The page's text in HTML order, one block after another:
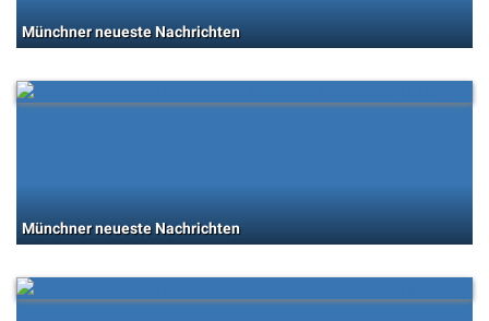
Münchner neueste Nachrichten
Münchner neueste Nachrichten